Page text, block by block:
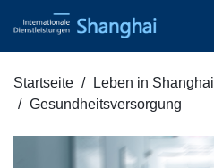
Startseite Leben in Shanghai
Gesundheitsversorgung